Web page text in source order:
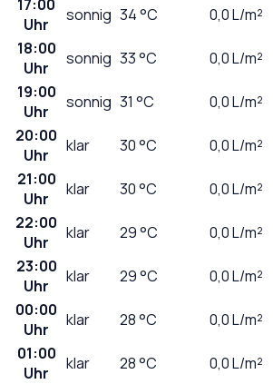
17:00
Uhr
sonnig 34°C 0,0L/m²
18:00
Uhr
sonnig 33°C 0,0L/m²
19:00
Uhr
sonnig 31 °C 0,0L/m²
20:00
Uhr
klar 30°C 0,0L/m²
21:00
Uhr
klar 30°C 0,0L/m²
22:00
Uhr
klar 29°C 0,0L/m²
23:00
Uhr
klar 29°C 0,0L/m²
00:00
Uhr
klar 28°C 0,0L/m²
01:00
Uhr
klar 28°C 0,0L/m²